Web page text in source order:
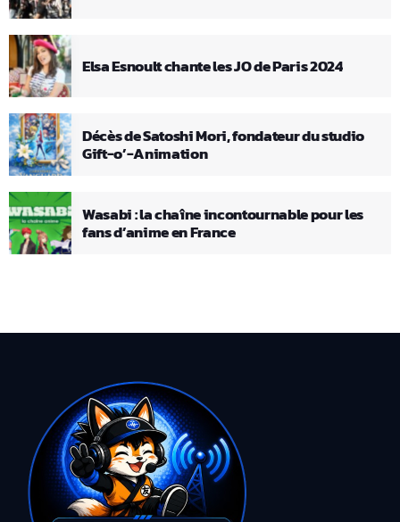
Elsa Esnoult chante les JO de Paris 2024
Décès de Satoshi Mori, fondateur du studio
Gift-o’-Animation
Wasabi : la chaîne incontournable pour les
fans d’anime en France